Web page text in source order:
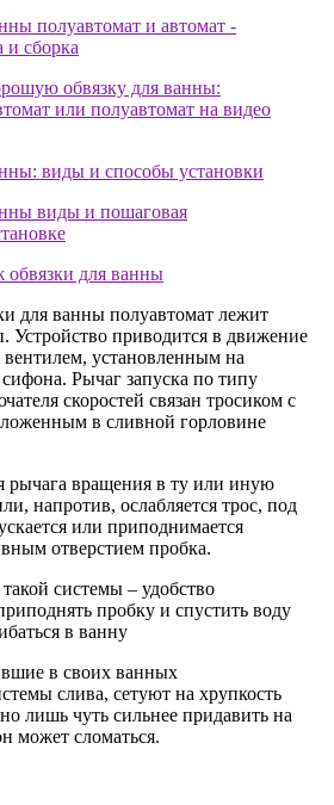
для ванны полуавтомат лежит
Устройство приводится в движение
установленным на
Рычаг запуска по типу
скоростей связан тросиком с
в сливной горловине
рычага вращения в ту или иную
напротив, ослабляется трос, под
или приподнимается
отверстием пробка.
системы – удобство
пробку и спустить воду
в ванну
в своих ванных
слива, сетуют на хрупкость
лишь чуть сильнее придавить на
может сломаться.